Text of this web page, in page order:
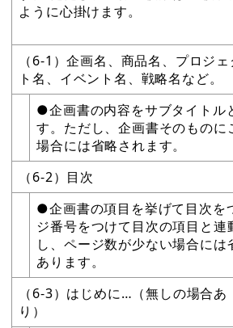
ように心掛けます。
（6-1）企画名、商品名、プロジェ
ト名、イベント名、戦略名など。
●企画書の内容をサブタイトル
す。ただし、企画書そのものに
場合には省略されます。
（6-2）目次
●企画書の項目を挙げて目次を
ジ番号をつけて目次の項目と連
し、ページ数が少ない場合には
あります。
（6-3）はじめに…（無しの場合あ
り）